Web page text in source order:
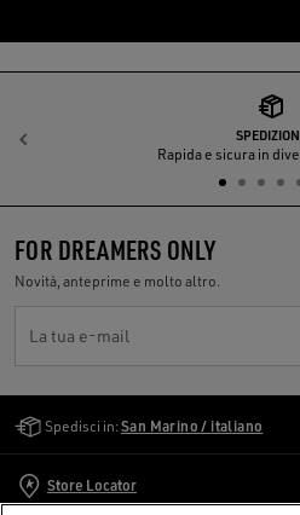
Rapida e sicura in
Indietro
FOR DREAMERS ONLY
Novità, anteprime e molto altro.
La tua e-mail
Spedisci in: San Marino / italiano
Store Locator